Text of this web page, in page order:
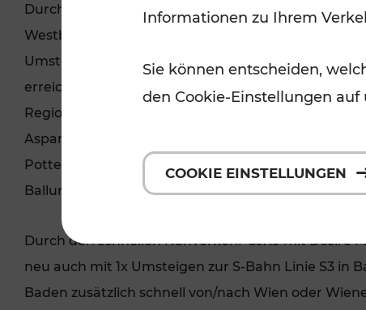
Durch den neuen schnellen Nahverkehr aus der
Westbahnstrecke bestehenden schnellen
Umsteigeknoten Baden bei Wien und Wiener
erreicht. In Wiener Neustadt besteht Anschluss zu
Regionalbahnstrecken im Industrieviertel wie der
Aspangbahn, Mattersburgerbahn ins Burgenland
Pottendorfer Linie. Damit wird es für Pendler
Ballungszentren mit genügend Sitzplätzen zu
Durch den schnellen Nahverkehr CJX9 mit Desiro
neu auch mit 1x Umsteigen zur S-Bahn Linie S3 in
Baden zusätzlich schnell von/nach Wien oder
Informationen zu Ihrem
Sie können entscheiden,
den Cookie-Einstellungen auf
COOKIE EINSTELLUNGEN